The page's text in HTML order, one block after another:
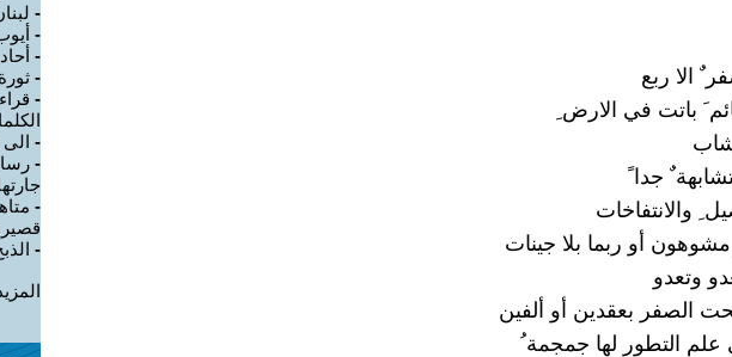
الا ربع
باتت في الارض
جدا
والانتفاخات
أو ربما بلا جينات
وتعدو
الصفر بعقدين أو ألفين
علم التطور لها جمجمة
-
-
-
-
-
-
-
-
-